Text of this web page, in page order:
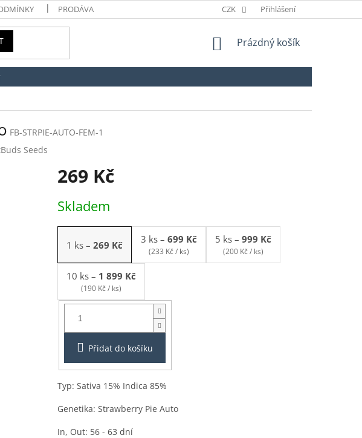
PRODÁVANÉ ZNAČKY ODSTOUPENÍ OD SMLOUVY
CZK Přihlášení
NÁKUPNÍ
Prázdný košík
FB-STRPIE-AUTO-FEM-1
Seeds
269 Kč
cena:
Skladem
1 ks – 269 Kč 3 ks – 699 Kč
(233 Kč / ks)
5 ks – 999 Kč
(200 Kč / ks)
10 ks – 1 899 Kč
(190 Kč / ks)
Balení:
Přidat do košíku
Typ: Sativa 15% Indica 85%
Genetika: Strawberry Pie Auto
In, Out: 56 - 63 dní